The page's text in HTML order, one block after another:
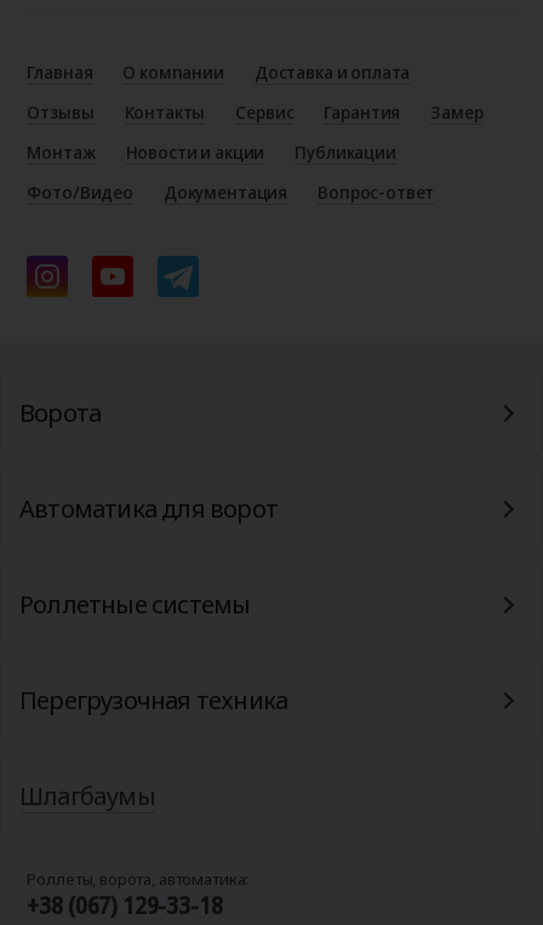
Главная О компании
Доставка и оплата
Отзывы
Контакты Сервис Гарантия
Замер
Монтаж
Новости и акции
Публикации
Фото/Видео
Документация Вопрос-ответ
Ворота
Автоматика для ворот
Роллетные системы
Перегрузочная техника
Шлагбаумы
Роллеты, ворота, автоматика:
+38 (067) 129-33-18